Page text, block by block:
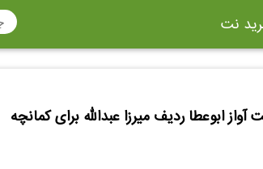
نت
سه تار
تار
آواز ابوعطا ردیف میرزا عبدالله برای کمانچه